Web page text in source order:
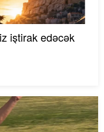
iştirak edəcək